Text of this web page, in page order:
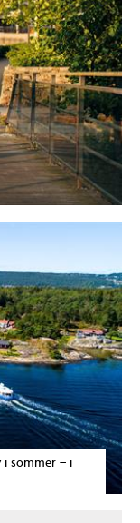
sommer – i